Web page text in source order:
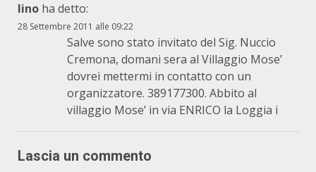
lino ha detto:
28 Settembre 2011 alle 09:22
Salve sono stato invitato del Sig. Nuccio
Cremona, domani sera al Villaggio Mose’
dovrei mettermi in contatto con un
organizzatore. 389177300. Abbito al
villaggio Mose’ in via ENRICO la Loggia i
Lascia un commento